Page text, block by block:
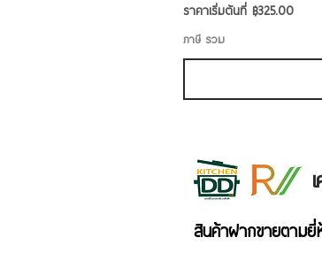
ราคาเริ่มต้นที่ ฿325.00
ราคาขายลด
ภาษี รวม
สินค้าฝากขายตาม